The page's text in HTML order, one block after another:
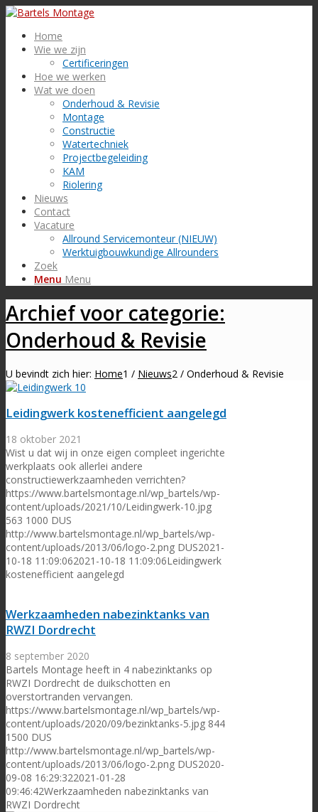
Home
Wie we zijn
Certificeringen
Hoe we werken
Wat we doen
Onderhoud & Revisie
Montage
Constructie
Watertechniek
Projectbegeleiding
KAM
Riolering
Nieuws
Contact
Vacature
Allround Servicemonteur (NIEUW)
Werktuigbouwkundige Allrounders
Zoek
Menu Menu
Archief voor categorie:
Onderhoud & Revisie
U bevindt zich hier: Home1 / Nieuws2 / Onderhoud & Revisie
Leidingwerk kostenefficient aangelegd
18 oktober 2021
Wist u dat wij in onze eigen compleet ingerichte
werkplaats ook allerlei andere
constructiewerkzaamheden verrichten?
https://www.bartelsmontage.nl/wp_bartels/wp-
content/uploads/2021/10/Leidingwerk-10.jpg
563 1000 DUS
http://www.bartelsmontage.nl/wp_bartels/wp-
content/uploads/2013/06/logo-2.png DUS2021-
10-18 11:09:062021-10-18 11:09:06Leidingwerk
kostenefficient aangelegd
Werkzaamheden nabezinktanks van
RWZI Dordrecht
8 september 2020
Bartels Montage heeft in 4 nabezinktanks op
RWZI Dordrecht de duikschotten en
overstortranden vervangen.
https://www.bartelsmontage.nl/wp_bartels/wp-
content/uploads/2020/09/bezinktanks-5.jpg 844
1500 DUS
http://www.bartelsmontage.nl/wp_bartels/wp-
content/uploads/2013/06/logo-2.png DUS2020-
09-08 16:29:322021-01-28
09:46:42Werkzaamheden nabezinktanks van
RWZI Dordrecht